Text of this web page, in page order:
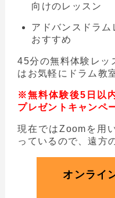
向けのレッスン
アドバンスドラ
おすすめ
45分の無料体験レッ
はお気軽にドラム教
※無料体験後5日以
プレゼントキャンペ
現在ではZoomを用
っているので、遠方
オンライ